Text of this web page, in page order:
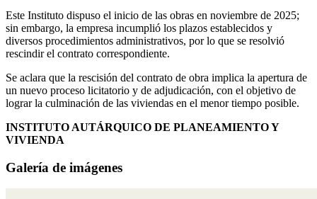
Este Instituto dispuso el inicio de las obras en noviembre de 2025;
sin embargo, la empresa incumplió los plazos establecidos y
diversos procedimientos administrativos, por lo que se resolvió
rescindir el contrato correspondiente.
Se aclara que la rescisión del contrato de obra implica la apertura de
un nuevo proceso licitatorio y de adjudicación, con el objetivo de
lograr la culminación de las viviendas en el menor tiempo posible.
INSTITUTO AUTÁRQUICO DE PLANEAMIENTO Y
VIVIENDA
Galería de imágenes